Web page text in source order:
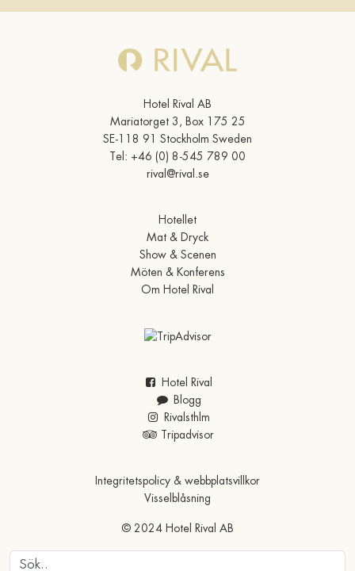
Hotel Rival AB
Mariatorget 3, Box 175 25
SE-118 91 Stockholm Sweden
Tel: +46 (0) 8-545 789 00
rival@rival.se
Hotellet
Mat & Dryck
Show & Scenen
Möten & Konferens
Om Hotel Rival
Hotel Rival
Blogg
Rivalsthlm
Tripadvisor
Integritetspolicy & webbplatsvillkor
Visselblåsning
© 2024 Hotel Rival AB